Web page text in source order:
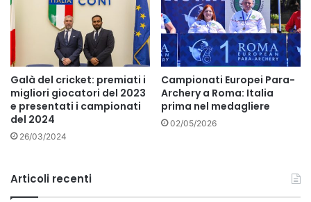
Galà del cricket: premiati i
migliori giocatori del 2023
e presentati i campionati
del 2024
26/03/2024
Campionati Europei Para-
Archery a Roma: Italia
prima nel medagliere
02/05/2026
Articoli recenti